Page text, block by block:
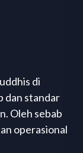
di
dan standar
Oleh sebab
operasional